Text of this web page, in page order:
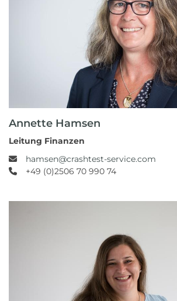
Annette Hamsen
Leitung Finanzen
hamsen@crashtest-service.com
+49 (0)2506 70 990 74